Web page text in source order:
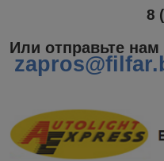
8
Или отправьте нам